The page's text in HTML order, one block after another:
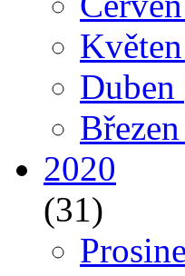
Květen
Duben
Březen
2020
(31)